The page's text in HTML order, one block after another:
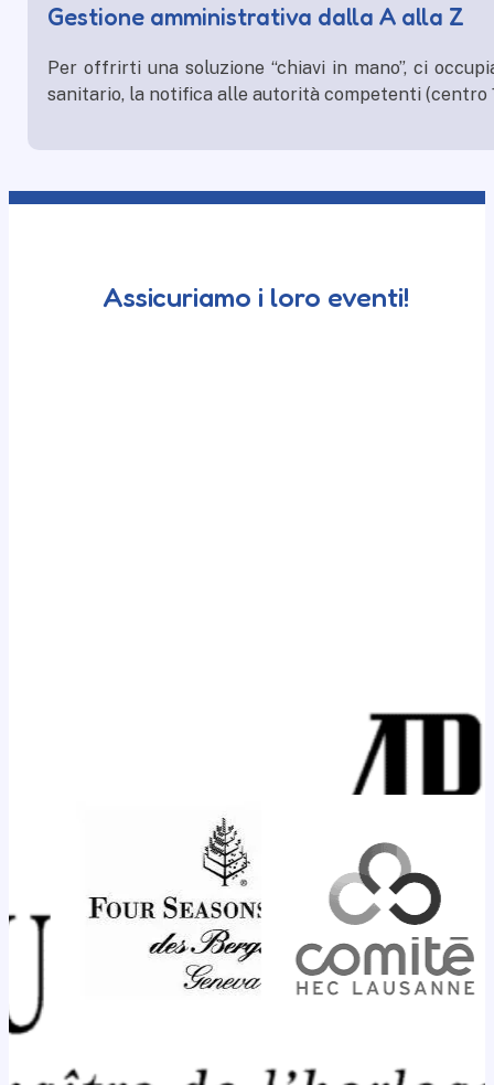
Gestione amministrativa dalla A alla Z
Per offrirti una soluzione “chiavi in mano”, ci
sanitario, la notifica alle autorità competenti (centro
Assicuriamo i loro eventi!